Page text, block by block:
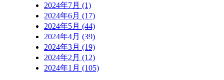
2024年7月 (1)
2024年6月 (17)
2024年5月 (44)
2024年4月 (39)
2024年3月 (19)
2024年2月 (12)
2024年1月 (105)